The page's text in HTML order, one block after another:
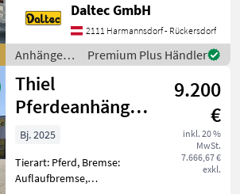
Typenschein, Beleuchtung
Technische Details hzGG
1500 kg / Nutzlast 700 kg
Innenlänge 2900 mm
Innenbreite 1400
Daltec GmbH
2111 Harmannsdorf - Rückersdorf
Anhänger /
Daltec
Premium Plus Händler
Thiel
Pferdeanhänger
1,5
9.200
€
inkl. 20 %
MwSt.
7.666,67 €
exkl.
Bj. 2025
Tierart: Pferd, Bremse:
Auflaufbremse,